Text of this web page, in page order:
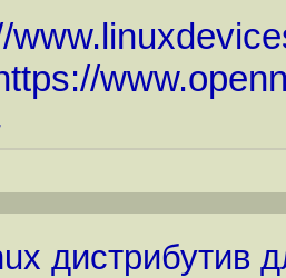
дистрибутив